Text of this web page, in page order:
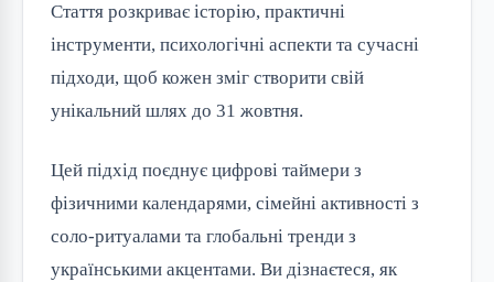
Стаття розкриває історію, практичні
інструменти, психологічні аспекти та сучасні
підходи, щоб кожен зміг створити свій
унікальний шлях до 31 жовтня.
Цей підхід поєднує цифрові таймери з
фізичними календарями, сімейні активності з
соло-ритуалами та глобальні тренди з
українськими акцентами. Ви дізнаєтеся, як